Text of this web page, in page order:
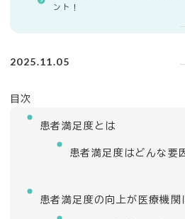
ント！
2025.11.05
目次
患者満足度とは
患者満足度はどんな要
患者満足度の向上が医療機